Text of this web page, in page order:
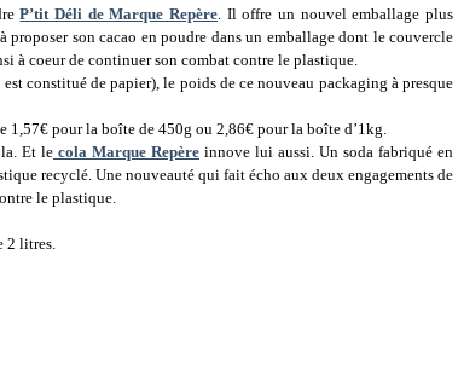
P’tit Déli de Marque Repère. Il offre un nouvel emballage plus
son cacao en poudre dans un emballage dont le couvercle
à coeur de continuer son combat contre le plastique.
constitué de papier), le poids de ce nouveau packaging à presque
1,57€ pour la boîte de 450g ou 2,86€ pour la boîte d’1kg.
Et le cola Marque Repère innove lui aussi. Un soda fabriqué en
recyclé. Une nouveauté qui fait écho aux deux engagements de
le plastique.
2 litres.